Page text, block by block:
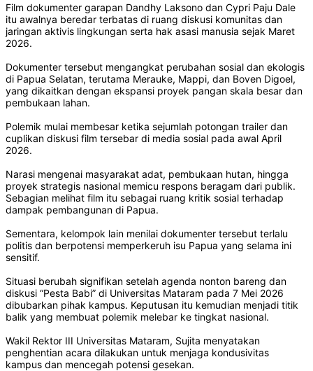
Film dokumenter garapan Dandhy Laksono dan Cypri Paju Dale
itu awalnya beredar terbatas di ruang diskusi komunitas dan
jaringan aktivis lingkungan serta hak asasi manusia sejak Maret
2026.
Dokumenter tersebut mengangkat perubahan sosial dan ekologis
di Papua Selatan, terutama Merauke, Mappi, dan Boven Digoel,
yang dikaitkan dengan ekspansi proyek pangan skala besar dan
pembukaan lahan.
Polemik mulai membesar ketika sejumlah potongan trailer dan
cuplikan diskusi film tersebar di media sosial pada awal April
2026.
Narasi mengenai masyarakat adat, pembukaan hutan, hingga
proyek strategis nasional memicu respons beragam dari publik.
Sebagian melihat film itu sebagai ruang kritik sosial terhadap
dampak pembangunan di Papua.
Sementara, kelompok lain menilai dokumenter tersebut terlalu
politis dan berpotensi memperkeruh isu Papua yang selama ini
sensitif.
Situasi berubah signifikan setelah agenda nonton bareng dan
diskusi “Pesta Babi” di Universitas Mataram pada 7 Mei 2026
dibubarkan pihak kampus. Keputusan itu kemudian menjadi titik
balik yang membuat polemik melebar ke tingkat nasional.
Wakil Rektor III Universitas Mataram, Sujita menyatakan
penghentian acara dilakukan untuk menjaga kondusivitas
kampus dan mencegah potensi gesekan.